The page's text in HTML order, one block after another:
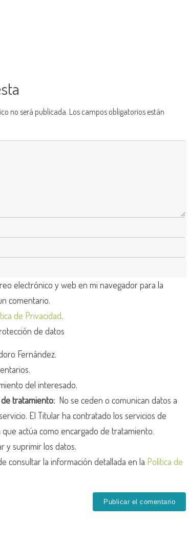
no será publicada. Los campos obligatorios están
electrónico y web en mi navegador para la
comentario.
de Privacidad.
de datos
Fernández.
del interesado.
tratamiento: No se ceden o comunican datos a
El Titular ha contratado los servicios de
actúa como encargado de tratamiento.
y suprimir los datos.
consultar la información detallada en la Política de